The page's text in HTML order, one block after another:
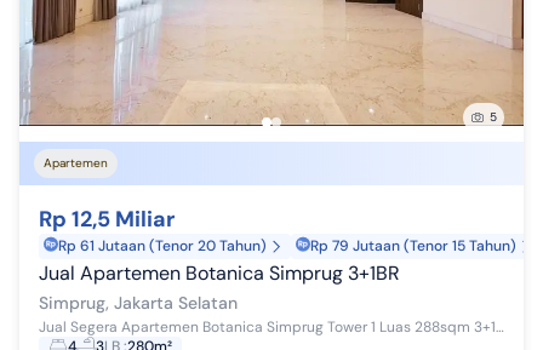
5
Apartemen
Rp 12,5 Miliar
Rp 61 Jutaan (Tenor 20 Tahun) Rp 79 Jutaan (Tenor 15 Tahun)
Jual Apartemen Botanica Simprug 3+1BR
Simprug, Jakarta Selatan
Jual Segera Apartemen Botanica Simprug Tower 1 Luas 288sqm 3+1 Kamar Tidur 3 Kamar Mandi 1 Kitchen Set 1 Kamar Pembantu 1 kamar Mandi Pembantu Semi...